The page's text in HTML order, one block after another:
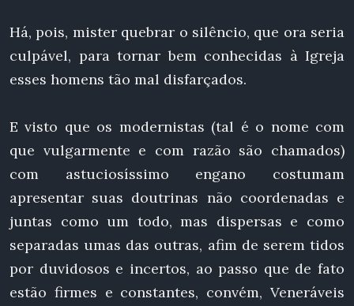
Há, pois, mister quebrar o silêncio, que ora seria
culpável, para tornar bem conhecidas à Igreja
esses homens tão mal disfarçados.
E visto que os modernistas (tal é o nome com
que vulgarmente e com razão são chamados)
com astuciosíssimo engano costumam
apresentar suas doutrinas não coordenadas e
juntas como um todo, mas dispersas e como
separadas umas das outras, afim de serem tidos
por duvidosos e incertos, ao passo que de fato
estão firmes e constantes, convém, Veneráveis